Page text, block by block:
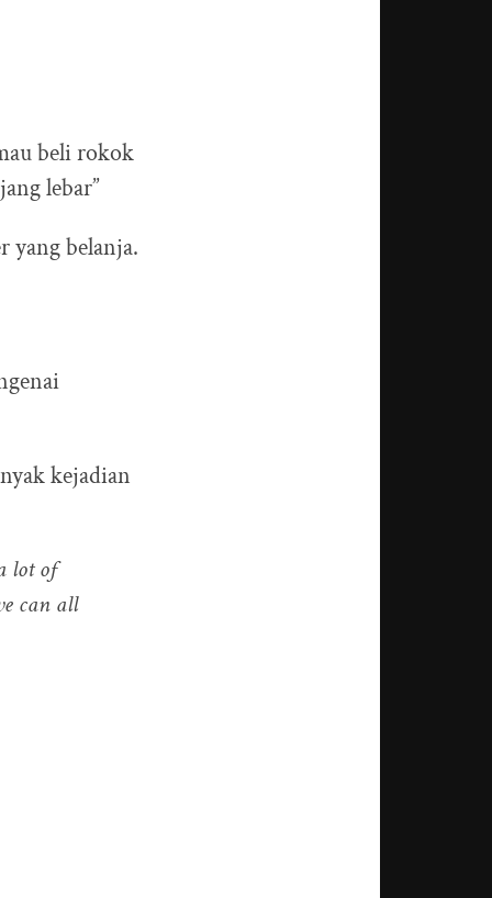
beli rokok
lebar”
yang belanja.
kejadian
lot of
can all